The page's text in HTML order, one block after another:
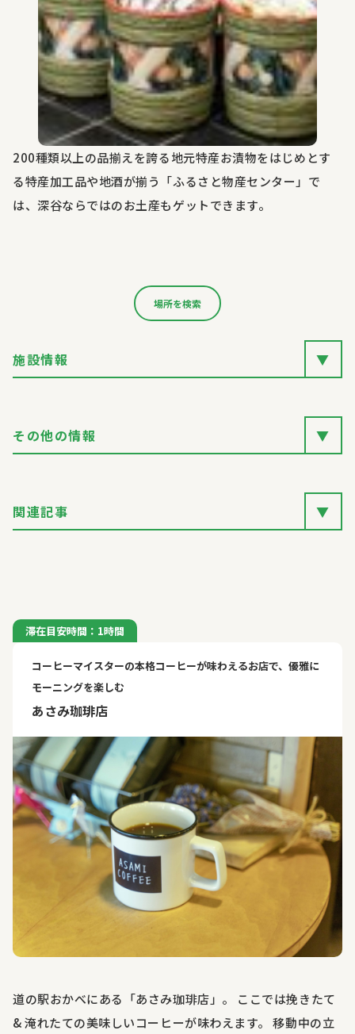
200種類以上の品揃えを誇る地元特産お漬物をはじめとす
る特産加工品や地酒が揃う「ふるさと物産センター」で
は、深谷ならではのお土産もゲットできます。
場所を検索
施設情報 ▼
その他の情報 ▼
関連記事 ▼
滞在目安時間：1時間
コーヒーマイスターの本格コーヒーが味わえるお店で、優雅に
モーニングを楽しむ
あさみ珈琲店
道の駅おかべにある「あさみ珈琲店」。 ここでは挽きたて
& 淹れたての美味しいコーヒーが味わえます。 移動中の立